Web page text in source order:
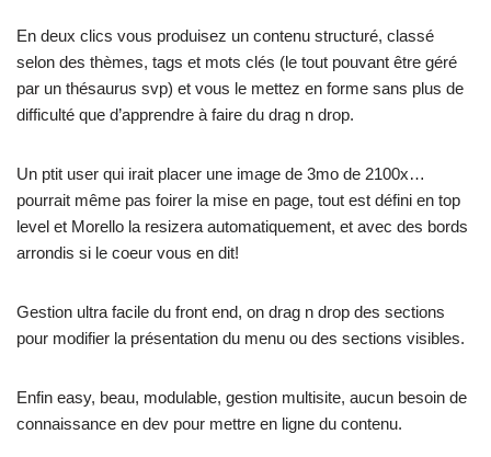
En deux clics vous produisez un contenu structuré, classé
selon des thèmes, tags et mots clés (le tout pouvant être géré
par un thésaurus svp) et vous le mettez en forme sans plus de
difficulté que d’apprendre à faire du drag n drop.
Un ptit user qui irait placer une image de 3mo de 2100x…
pourrait même pas foirer la mise en page, tout est défini en top
level et Morello la resizera automatiquement, et avec des bords
arrondis si le coeur vous en dit!
Gestion ultra facile du front end, on drag n drop des sections
pour modifier la présentation du menu ou des sections visibles.
Enfin easy, beau, modulable, gestion multisite, aucun besoin de
connaissance en dev pour mettre en ligne du contenu.